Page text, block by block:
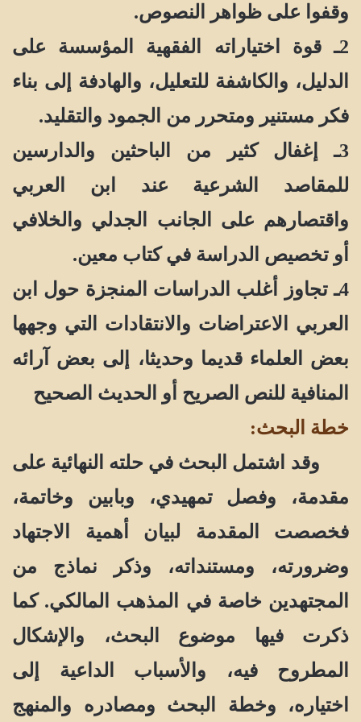
وقفوا على ظواهر النصوص.
2ـ قوة اختياراته الفقهية المؤسسة على
الدليل، والكاشفة للتعليل، والهادفة إلى بناء
فكر مستنير ومتحرر من الجمود والتقليد.
3ـ إغفال كثير من الباحثين والدارسين
للمقاصد الشرعية عند ابن العربي
واقتصارهم على الجانب الجدلي والخلافي
أو تخصيص الدراسة في كتاب معين.
4ـ تجاوز أغلب الدراسات المنجزة حول ابن
العربي الاعتراضات والانتقادات التي وجهها
بعض العلماء قديما وحديثا، إلى بعض آرائه
المنافية للنص الصريح أو الحديث الصحيح
خطة البحث:
وقد اشتمل البحث في حلته النهائية على
مقدمة، وفصل تمهيدي، وبابين وخاتمة،
فخصصت المقدمة لبيان أهمية الاجتهاد
وضرورته، ومستنداته، وذكر نماذج من
المجتهدين خاصة في المذهب المالكي. كما
ذكرت فيها موضوع البحث، والإشكال
المطروح فيه، والأسباب الداعية إلى
اختياره، وخطة البحث ومصادره والمنهج